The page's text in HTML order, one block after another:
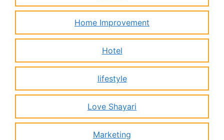
Home Improvement
Hotel
lifestyle
Love Shayari
Marketing